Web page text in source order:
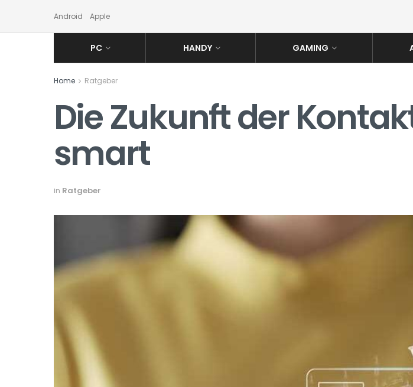
Android Apple
PC HANDY GAMING
Home Ratgeber
Die Zukunft der
smart
in Ratgeber